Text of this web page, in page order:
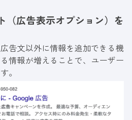
（広告表示オプション）を
告文以外に情報を追加できる機
情報が増えることで、ユーザー
。